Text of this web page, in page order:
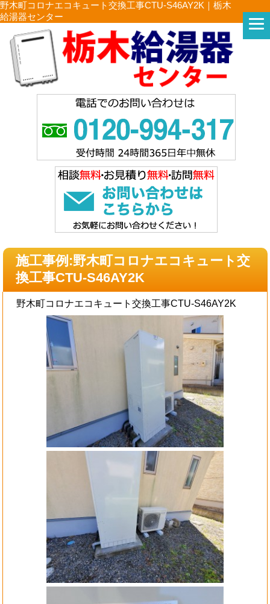
野木町コロナエコキュート交換工事CTU-S46AY2K｜栃木
給湯器センター
施工事例:野木町コロナエコキュート交
換工事CTU-S46AY2K
野木町コロナエコキュート交換工事CTU-S46AY2K